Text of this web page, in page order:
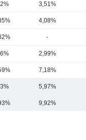
3,51%
4,08%
-
2,99%
7,18%
5,97%
9,92%